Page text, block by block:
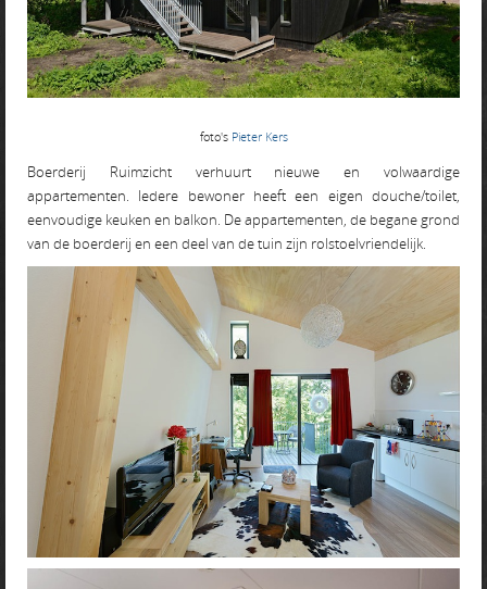
foto's Pieter Kers
Boerderij Ruimzicht verhuurt nieuwe en volwaardige
appartementen. Iedere bewoner heeft een eigen douche/toilet,
eenvoudige keuken en balkon. De appartementen, de begane grond
van de boerderij en een deel van de tuin zijn rolstoelvriendelijk.